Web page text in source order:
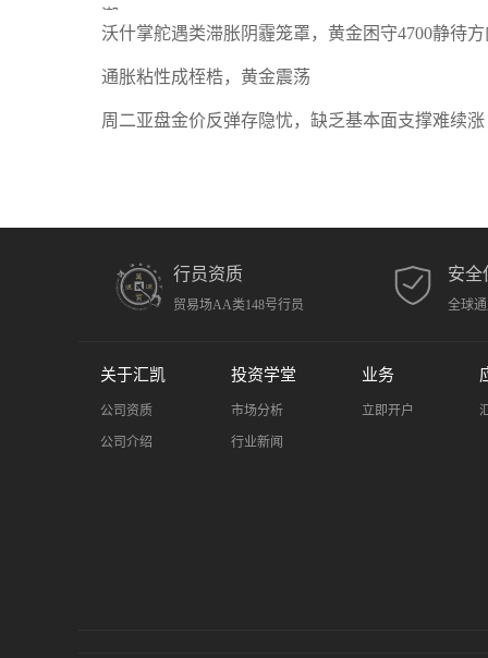
潮
沃什掌舵遇类滞胀阴霾笼罩，黄金困守4700静待方
通胀粘性成桎梏，黄金震荡
周二亚盘金价反弹存隐忧，缺乏基本面支撑难续涨
行员资质
贸易场AA类148号行员
安全
全球
关于汇凯
公司资质
公司介绍
投资学堂
市场分析
行业新闻
业务
立即开户